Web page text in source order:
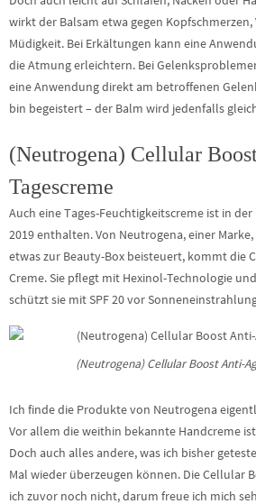
wirkt der Balsam etwa gegen
Müdigkeit. Bei Erkältungen kann eine
die Atmung erleichtern. Bei
eine Anwendung direkt am betroffenen
bin begeistert – der Balm wird jedenfalls
(Neutrogena) Cellular
Tagescreme
Auch eine Tages-Feuchtigkeitscreme ist in
2019 enthalten. Von Neutrogena, einer
etwas zur Beauty-Box beisteuert, kommt die
Creme. Sie pflegt mit Hexinol-Technologie
schützt sie mit SPF 20 vor
(Neutrogena) Cellular Boost Anti-
Ich finde die Produkte von Neutrogena
Vor allem die weithin bekannte Handcreme
Doch auch alles andere, was ich bisher
Mal wieder überzeugen können. Die Cellular
ich zuvor noch nicht, darum freue ich mich